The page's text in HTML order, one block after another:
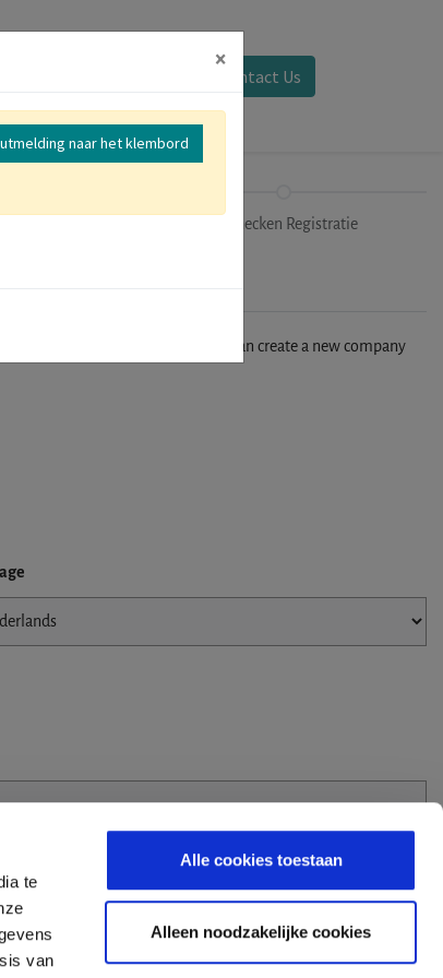
te
van
Alle cookies toestaan
Alleen noodzakelijke cookies
Contact Us
Uitchecken Registratie
company in our database, you can create a new company
×
naar het klembord